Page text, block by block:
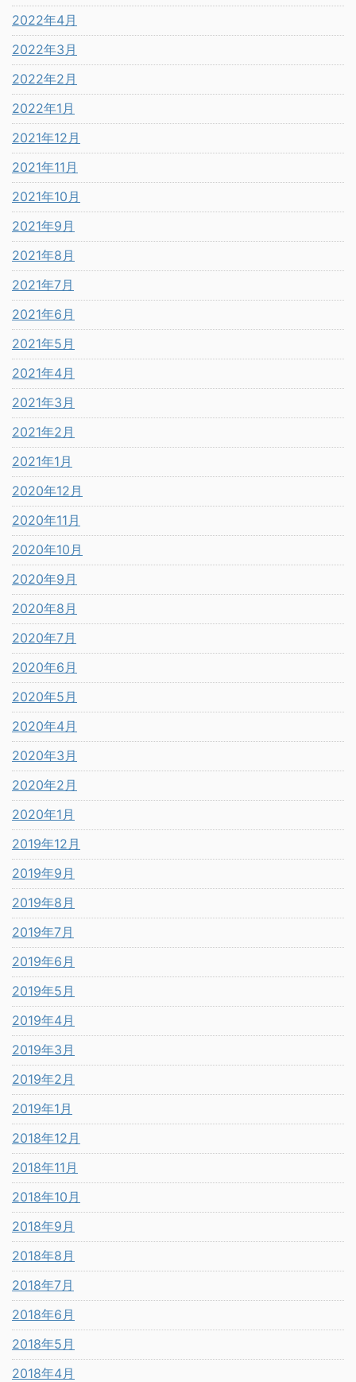
2022年4月
2022年3月
2022年2月
2022年1月
2021年12月
2021年11月
2021年10月
2021年9月
2021年8月
2021年7月
2021年6月
2021年5月
2021年4月
2021年3月
2021年2月
2021年1月
2020年12月
2020年11月
2020年10月
2020年9月
2020年8月
2020年7月
2020年6月
2020年5月
2020年4月
2020年3月
2020年2月
2020年1月
2019年12月
2019年9月
2019年8月
2019年7月
2019年6月
2019年5月
2019年4月
2019年3月
2019年2月
2019年1月
2018年12月
2018年11月
2018年10月
2018年9月
2018年8月
2018年7月
2018年6月
2018年5月
2018年4月